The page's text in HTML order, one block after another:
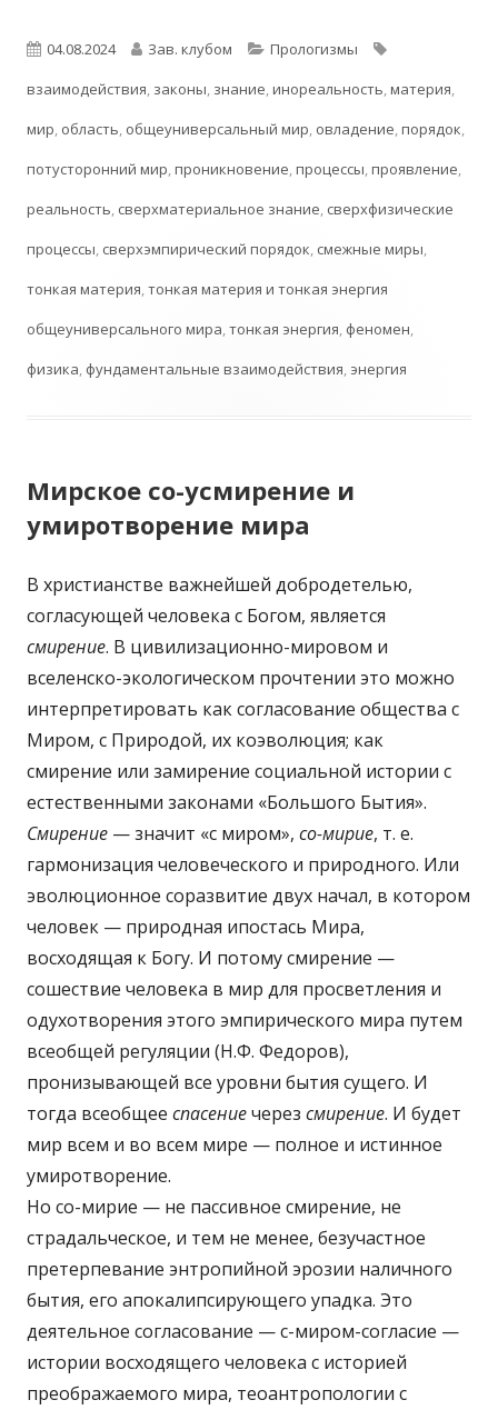
Опубликовано
04.08.2024 Автор
Зав. клубом Рубрики
Прологизмы
взаимодействия, законы, знание,инореальность,материя,
мир, область, общеуниверсальный мир, овладение,порядок,
потусторонний мир,проникновение,процессы,проявление,
реальность, сверхматериальное знание, сверхфизические
процессы, сверхэмпирический порядок, смежные миры,
тонкая материя,тонкая материя и тонкая энергия
общеуниверсального мира,тонкая энергия, феномен,
физика, фундаментальные взаимодействия, энергия
Мирское со-усмирение и
умиротворение мира
В христианстве важнейшей добродетелью,
согласующей человека с Богом, является
смирение. В цивилизационно-мировом и
вселенско-экологическом прочтении это можно
интерпретировать как согласование общества с
Миром, с Природой, их коэволюция; как
смирение или замирение социальной истории с
естественными законами «Большого Бытия».
Смирение — значит «с миром», со-мирие, т. е.
гармонизация человеческого и природного. Или
эволюционное соразвитие двух начал, в котором
человек — природная ипостась Мира,
восходящая к Богу. И потому смирение —
сошествие человека в мир для просветления и
одухотворения этого эмпирического мира путем
всеобщей регуляции (Н.Ф. Федоров),
пронизывающей все уровни бытия сущего. И
тогда всеобщее спасениечерез смирение. И будет
мир всем и во всем мире — полное и истинное
умиротворение.
Но со-мирие — не пассивное смирение, не
страдальческое, и тем не менее, безучастное
претерпевание энтропийной эрозии наличного
бытия, его апокалипсирующего упадка. Это
деятельное согласование — с-миром-согласие —
истории восходящего человека с историей
преображаемого мира, теоантропологии с